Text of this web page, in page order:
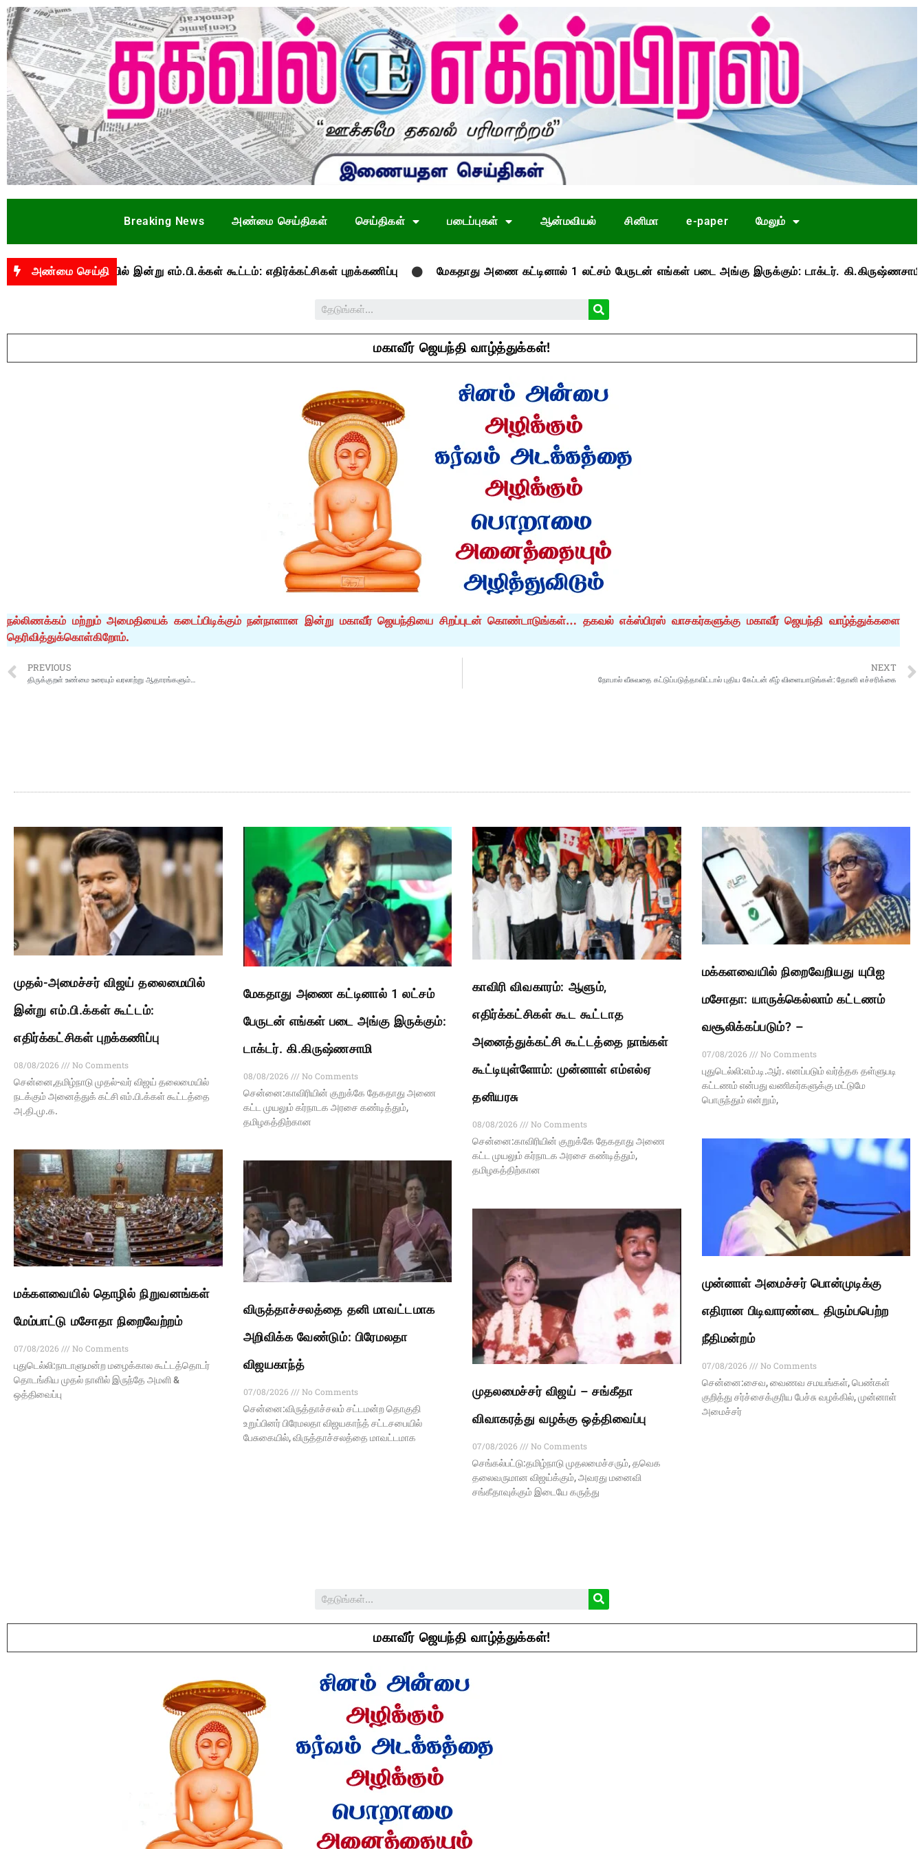
Breaking News அண்மை செய்திகள் செய்திகள் படைப்புகள் ஆன்மவியல் சினிமா e-paper மேலும்
அண்மை செய்தி
தலைமையில் இன்று எம்.பி.க்கள் கூட்டம்: எதிர்க்கட்சிகள் புறக்கணிப்பு மேகதாது அணை கட்டினால் 1 லட்சம் பேருடன் எங்கள் படை அங்கு இருக்கும்: டாக்டர். கி.கிருஷ்ணசாமி
மகாவீர் ஜெயந்தி வாழ்த்துக்கள்!
நல்லிணக்கம் மற்றும் அமைதியைக் கடைப்பிடிக்கும் நன்நாளான இன்று மகாவீர் ஜெயந்தியை சிறப்புடன் கொண்டாடுங்கள்… தகவல் எக்ஸ்பிரஸ் வாசகர்களுக்கு மகாவீர் ஜெயந்தி வாழ்த்துக்களை
தெரிவித்துக்கொள்கிறோம்.
PREVIOUS
திருக்குறள் உண்மை உரையும் வரலாற்று ஆதாரங்களும்…
NEXT
நோபால் வீசுவதை கட்டுப்படுத்தாவிட்டால் புதிய கேப்டன் கீழ் விளையாடுங்கள்: தோனி எச்சரிக்கை
முதல்-அமைச்சர் விஜய் தலைமையில்
இன்று எம்.பி.க்கள் கூட்டம்:
எதிர்க்கட்சிகள் புறக்கணிப்பு
08/08/2026
No Comments
சென்னை,தமிழ்நாடு முதல்-வர் விஜய் தலைமையில்
நடக்கும் அனைத்துக் கட்சி எம்.பி.க்கள் கூட்டத்தை
அ.தி.மு.க.
மேகதாது அணை கட்டினால் 1 லட்சம்
பேருடன் எங்கள் படை அங்கு இருக்கும்:
டாக்டர். கி.கிருஷ்ணசாமி
08/08/2026
No Comments
சென்னை:காவிரியின் குறுக்கே தேகதாது அணை
கட்ட முயலும் கர்நாடக அரசை கண்டித்தும்,
தமிழகத்திற்கான
காவிரி விவகாரம்: ஆளும்,
எதிர்க்கட்சிகள் கூட கூட்டாத
அனைத்துக்கட்சி கூட்டத்தை நாங்கள்
கூட்டியுள்ளோம்: முன்னாள் எம்எல்ஏ
தனியரசு
08/08/2026
No Comments
சென்னை:காவிரியின் குறுக்கே தேகதாது அணை
கட்ட முயலும் கர்நாடக அரசை கண்டித்தும்,
தமிழகத்திற்கான
மக்களவையில் நிறைவேறியது யுபிஐ
மசோதா: யாருக்கெல்லாம் கட்டணம்
வசூலிக்கப்படும்? –
07/08/2026
No Comments
புதுடெல்லி:எம்.டி.ஆர். எனப்படும் வர்த்தக தள்ளுபடி
கட்டணம் என்பது வணிகர்களுக்கு மட்டுமே
பொருந்தும் என்றும்,
மக்களவையில் தொழில் நிறுவனங்கள்
மேம்பாட்டு மசோதா நிறைவேற்றம்
07/08/2026
No Comments
புதுடெல்லி:நாடாளுமன்ற மழைக்கால கூட்டத்தொடர்
தொடங்கிய முதல் நாளில் இருந்தே அமளி &
ஒத்திவைப்பு
விருத்தாச்சலத்தை தனி மாவட்டமாக
அறிவிக்க வேண்டும்: பிரேமலதா
விஜயகாந்த்
07/08/2026
No Comments
சென்னை:விருத்தாச்சலம் சட்டமன்ற தொகுதி
உறுப்பினர் பிரேமலதா விஜயகாந்த் சட்டசபையில்
பேசுகையில், விருத்தாச்சலத்தை மாவட்டமாக
முதலமைச்சர் விஜய் – சங்கீதா
விவாகரத்து வழக்கு ஒத்திவைப்பு
07/08/2026
No Comments
செங்கல்பட்டு:தமிழ்நாடு முதலமைச்சரும், தவெக
தலைவருமான விஜய்க்கும், அவரது மனைவி
சங்கீதாவுக்கும் இடையே கருத்து
முன்னாள் அமைச்சர் பொன்முடிக்கு
எதிரான பிடிவாரண்டை திரும்பபெற்ற
நீதிமன்றம்
07/08/2026
No Comments
சென்னை:சைவ, வைணவ சமயங்கள், பெண்கள்
குறித்து சர்ச்சைக்குரிய பேச்சு வழக்கில், முன்னாள்
அமைச்சர்
மகாவீர் ஜெயந்தி வாழ்த்துக்கள்!